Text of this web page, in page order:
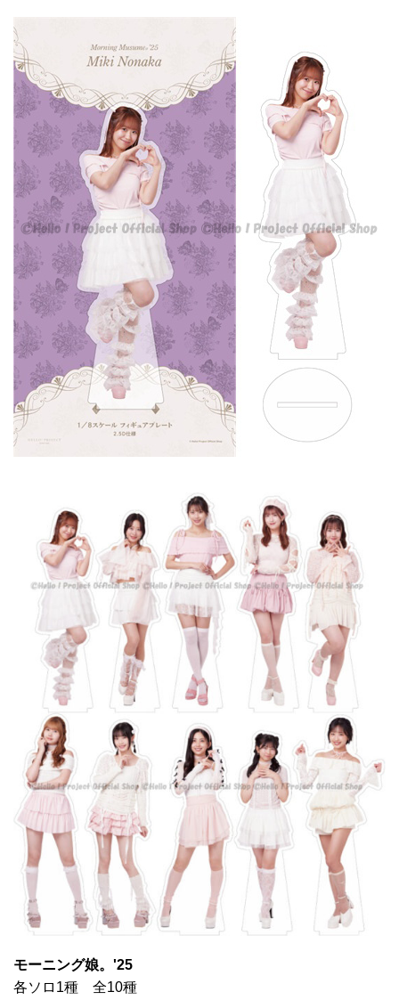
モーニング娘。'25
各ソロ1種 全10種